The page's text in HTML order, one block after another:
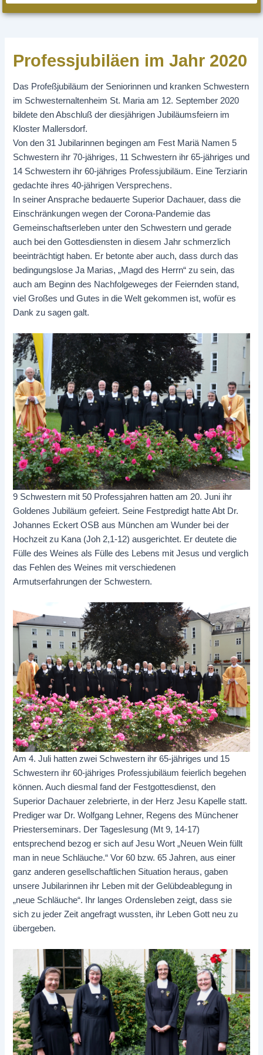
Professjubiläen im Jahr 2020
Das Profeßjubiläum der Seniorinnen und kranken Schwestern
im Schwesternaltenheim St. Maria am 12. September 2020
bildete den Abschluß der diesjährigen Jubiläumsfeiern im
Kloster Mallersdorf.
Von den 31 Jubilarinnen begingen am Fest Mariä Namen 5
Schwestern ihr 70-jähriges, 11 Schwestern ihr 65-jähriges und
14 Schwestern ihr 60-jähriges Professjubiläum. Eine Terziarin
gedachte ihres 40-jährigen Versprechens.
In seiner Ansprache bedauerte Superior Dachauer, dass die
Einschränkungen wegen der Corona-Pandemie das
Gemeinschaftserleben unter den Schwestern und gerade
auch bei den Gottesdiensten in diesem Jahr schmerzlich
beeinträchtigt haben. Er betonte aber auch, dass durch das
bedingungslose Ja Marias, „Magd des Herrn“ zu sein, das
auch am Beginn des Nachfolgeweges der Feiernden stand,
viel Großes und Gutes in die Welt gekommen ist, wofür es
Dank zu sagen galt.
9 Schwestern mit 50 Professjahren hatten am 20. Juni ihr
Goldenes Jubiläum gefeiert. Seine Festpredigt hatte Abt Dr.
Johannes Eckert OSB aus München am Wunder bei der
Hochzeit zu Kana (Joh 2,1-12) ausgerichtet. Er deutete die
Fülle des Weines als Fülle des Lebens mit Jesus und verglich
das Fehlen des Weines mit verschiedenen
Armutserfahrungen der Schwestern.
Am 4. Juli hatten zwei Schwestern ihr 65-jähriges und 15
Schwestern ihr 60-jähriges Professjubiläum feierlich begehen
können. Auch diesmal fand der Festgottesdienst, den
Superior Dachauer zelebrierte, in der Herz Jesu Kapelle statt.
Prediger war Dr. Wolfgang Lehner, Regens des Münchener
Priesterseminars. Der Tageslesung (Mt 9, 14-17)
entsprechend bezog er sich auf Jesu Wort „Neuen Wein füllt
man in neue Schläuche.“ Vor 60 bzw. 65 Jahren, aus einer
ganz anderen gesellschaftlichen Situation heraus, gaben
unsere Jubilarinnen ihr Leben mit der Gelübdeablegung in
„neue Schläuche“. Ihr langes Ordensleben zeigt, dass sie
sich zu jeder Zeit angefragt wussten, ihr Leben Gott neu zu
übergeben.